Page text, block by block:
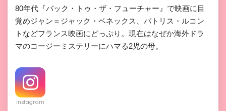
80年代『バック・トゥ・ザ・フューチャー』で映画に目
覚めジャン＝ジャック・ベネックス、パトリス・ルコン
トなどフランス映画にどっぷり。現在はなぜか海外ドラ
マのコージーミステリーにハマる2児の母。
Instagram